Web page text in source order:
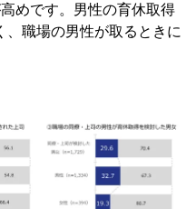
めです。男性の育休取得
、職場の男性が取るときに